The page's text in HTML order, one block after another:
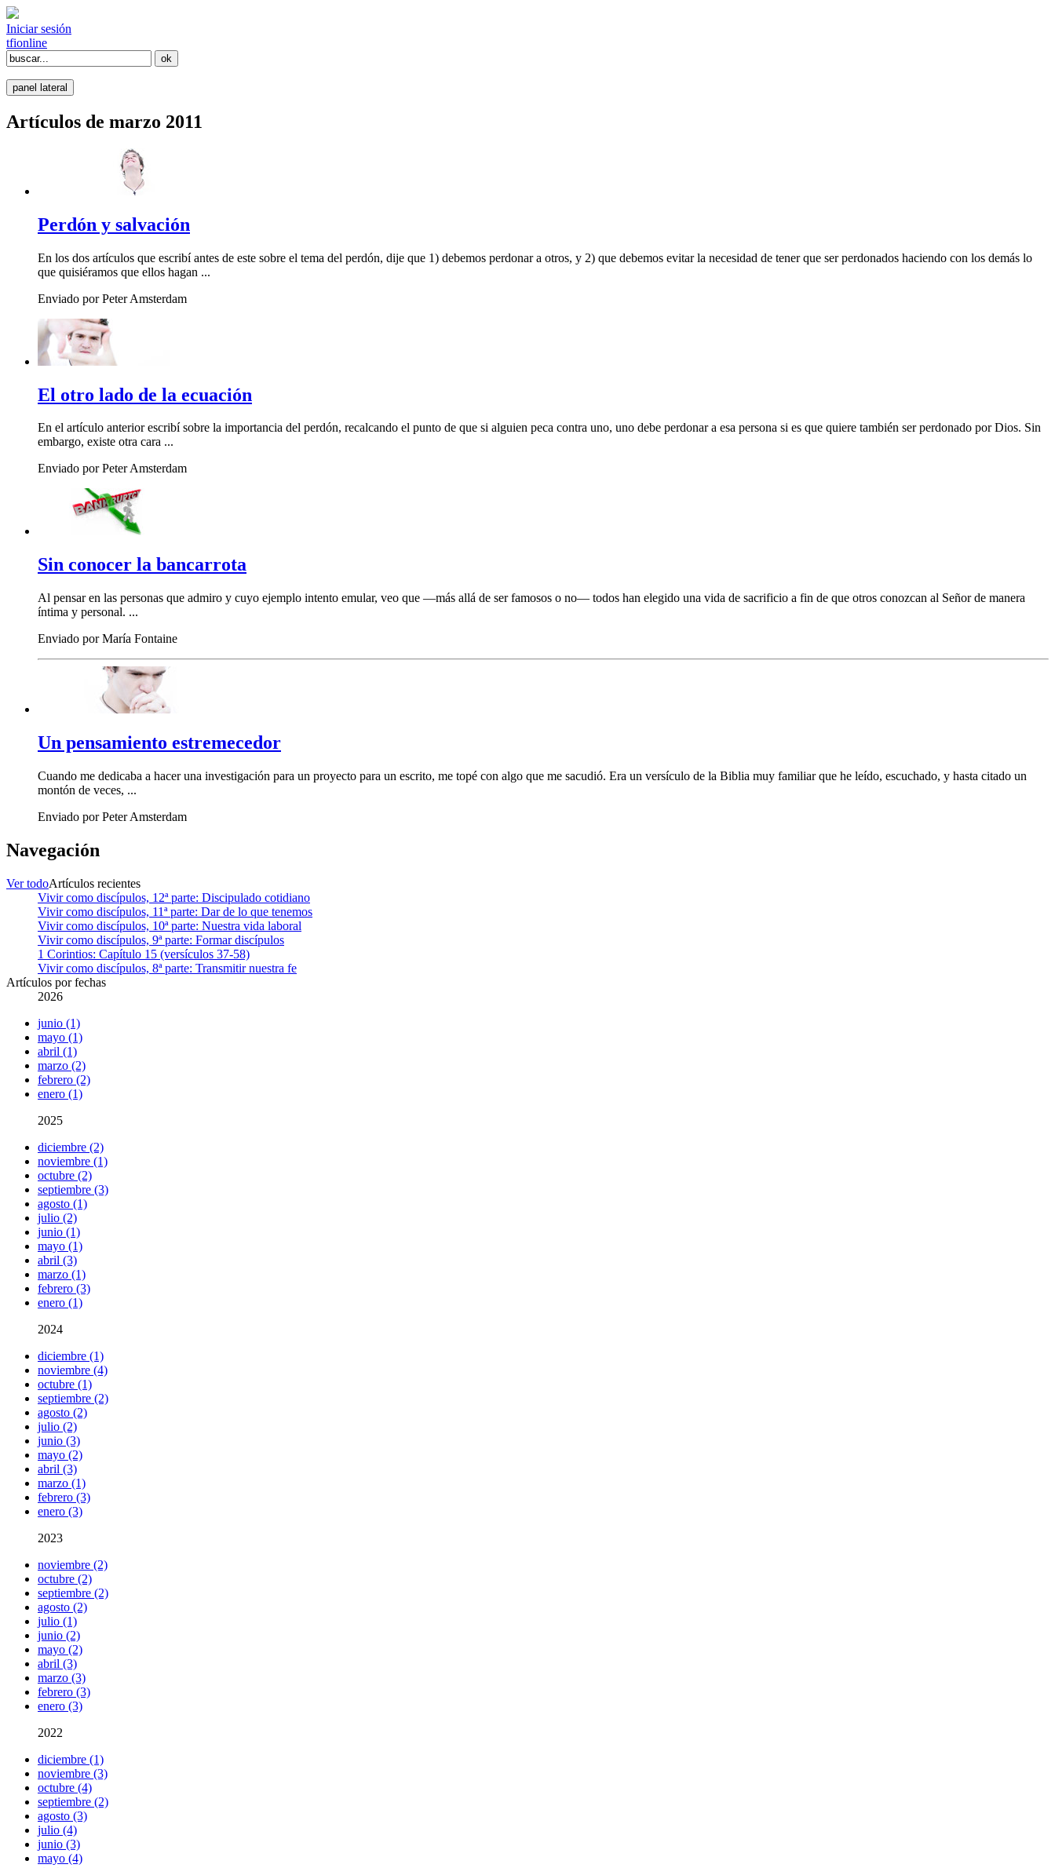
Iniciar sesión
tfionline
panel lateral
Artículos de marzo 2011
Perdón y salvación
En los dos artículos que escribí antes de este sobre el tema del perdón, dije que 1) debemos perdonar a otros, y 2) que debemos evitar la necesidad de tener que ser perdonados haciendo con los demás lo
que quisiéramos que ellos hagan ...
Enviado por Peter Amsterdam
El otro lado de la ecuación
En el artículo anterior escribí sobre la importancia del perdón, recalcando el punto de que si alguien peca contra uno, uno debe perdonar a esa persona si es que quiere también ser perdonado por Dios. Sin
embargo, existe otra cara ...
Enviado por Peter Amsterdam
Sin conocer la bancarrota
Al pensar en las personas que admiro y cuyo ejemplo intento emular, veo que —más allá de ser famosos o no— todos han elegido una vida de sacrificio a fin de que otros conozcan al Señor de manera
íntima y personal. ...
Enviado por María Fontaine
Un pensamiento estremecedor
Cuando me dedicaba a hacer una investigación para un proyecto para un escrito, me topé con algo que me sacudió. Era un versículo de la Biblia muy familiar que he leído, escuchado, y hasta citado un
montón de veces, ...
Enviado por Peter Amsterdam
Navegación
Ver todoArtículos recientes
Vivir como discípulos, 12ª parte: Discipulado cotidiano
Vivir como discípulos, 11ª parte: Dar de lo que tenemos
Vivir como discípulos, 10ª parte: Nuestra vida laboral
Vivir como discípulos, 9ª parte: Formar discípulos
1 Corintios: Capítulo 15 (versículos 37-58)
Vivir como discípulos, 8ª parte: Transmitir nuestra fe
Artículos por fechas
2026
junio (1)
mayo (1)
abril (1)
marzo (2)
febrero (2)
enero (1)
2025
diciembre (2)
noviembre (1)
octubre (2)
septiembre (3)
agosto (1)
julio (2)
junio (1)
mayo (1)
abril (3)
marzo (1)
febrero (3)
enero (1)
2024
diciembre (1)
noviembre (4)
octubre (1)
septiembre (2)
agosto (2)
julio (2)
junio (3)
mayo (2)
abril (3)
marzo (1)
febrero (3)
enero (3)
2023
noviembre (2)
octubre (2)
septiembre (2)
agosto (2)
julio (1)
junio (2)
mayo (2)
abril (3)
marzo (3)
febrero (3)
enero (3)
2022
diciembre (1)
noviembre (3)
octubre (4)
septiembre (2)
agosto (3)
julio (4)
junio (3)
mayo (4)